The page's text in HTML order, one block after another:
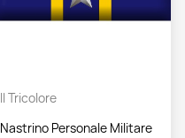
Il Tricolore
Nastrino Personale Militare